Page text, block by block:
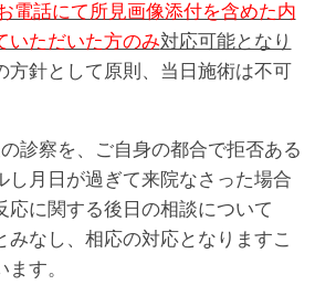
電話にて所見画像添付を含めた内
いただいた方のみ対応可能となり
方針として原則、当日施術は不可
診察を、ご自身の都合で拒否ある
し月日が過ぎて来院なさった場合
応に関する後日の相談について
みなし、相応の対応となりますこ
す。